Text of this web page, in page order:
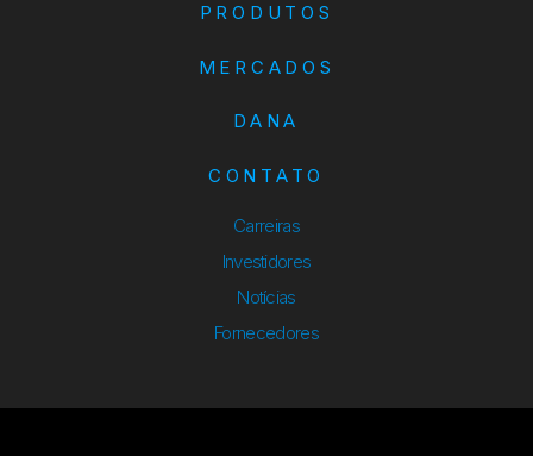
PRODUTOS
MERCADOS
DANA
CONTATO
Carreiras
Investidores
Notícias
Fornecedores